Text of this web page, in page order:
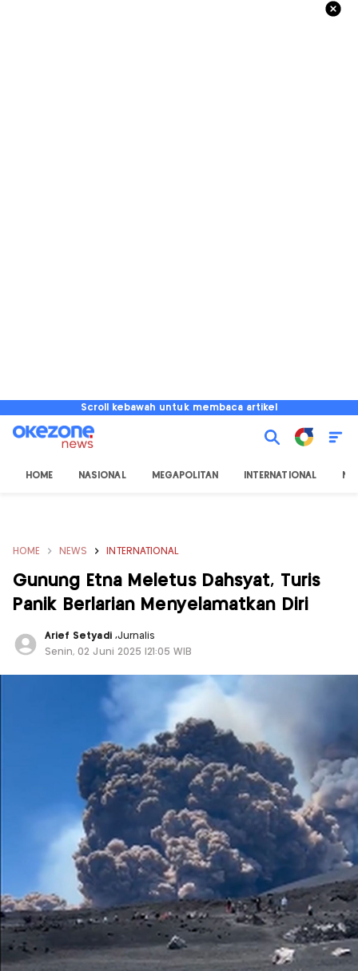
Scroll kebawah untuk membaca artikel
HOME NASIONAL MEGAPOLITAN INTERNATIONAL
HOME NEWS INTERNATIONAL
Gunung Etna Meletus Dahsyat, Turis
Panik Berlarian Menyelamatkan Diri
Arief Setyadi ,Jurnalis
Senin, 02 Juni 2025 |21:05 WIB